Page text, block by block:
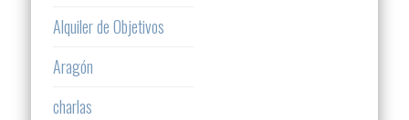
Alquiler de Objetivos
Aragón
charlas